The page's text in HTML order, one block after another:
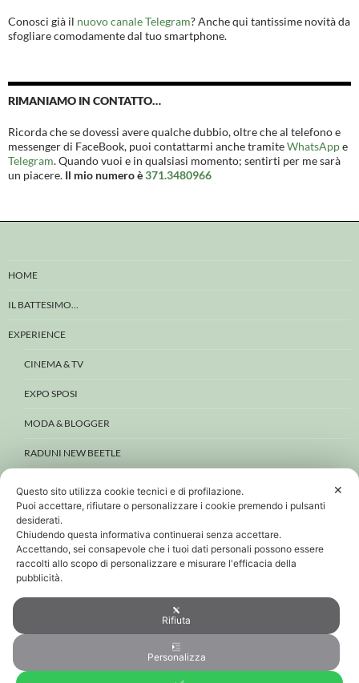
Conosci già il nuovo canale Telegram? Anche qui tantissime novità da
sfogliare comodamente dal tuo smartphone.
RIMANIAMO IN CONTATTO…
Ricorda che se dovessi avere qualche dubbio, oltre che al telefono e
messenger di FaceBook, puoi contattarmi anche tramiteWhatsAppe
Telegram. Quando vuoi e in qualsiasi momento; sentirti per me sarà
un piacere. Il mio numero è371.3480966
HOME
IL BATTESIMO…
EXPERIENCE
CINEMA & TV
EXPO SPOSI
MODA & BLOGGER
RADUNI NEW BEETLE
BEETLE E DINTORNI
CONTATTI
PRIVACY & COOKIE
PERSONAL DATA POLICY
✕
Questo sito utilizza cookie tecnici e di profilazione.
Puoi accettare, rifiutare o personalizzare i cookie premendo i pulsanti
desiderati.
Chiudendo questa informativa continuerai senza accettare.
Accettando, sei consapevole che i tuoi dati personali possono essere
raccolti allo scopo di personalizzare e misurare l'efficacia della
pubblicità.
Rifiuta
Personalizza